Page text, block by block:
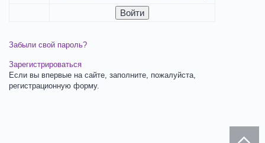
Забыли свой пароль?
Зарегистрироваться
Если вы впервые на сайте, заполните, пожалуйста,
регистрационную форму.